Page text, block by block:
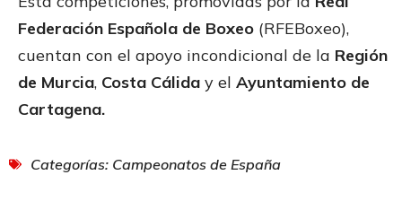
Federación Española de Boxeo (RFEBoxeo),
cuentan con el apoyo incondicional de la Región
de Murcia, Costa Cálida y el Ayuntamiento de
Cartagena.
Categorías: Campeonatos de España